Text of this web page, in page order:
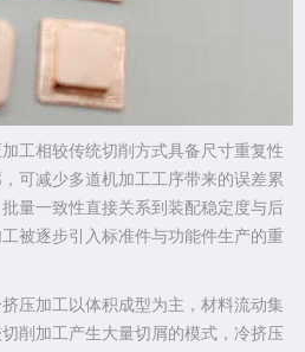
工相较传统切削方式具备尺寸重复性
可减少多道机加工工序带来的误差累
量一致性直接关系到装配稳定度与后
被逐步引入标准件与功能件生产的重
压加工以体积成型为主，材料流动集
削加工产生大量切屑的模式，冷挤压